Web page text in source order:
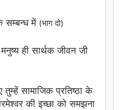
सम्बन्ध में (भाग दो)
ही सार्थक जीवन जी
सामाजिक प्रतिष्ठा के
की इच्छा को समझना